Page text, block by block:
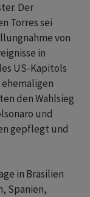
Der
Torres sei
von
in
US-Kapitols
ehemaligen
den Wahlsieg
und
gepflegt und
in Brasilien
Spanien,